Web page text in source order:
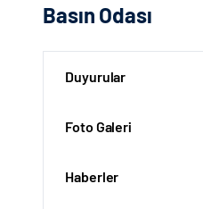
Basın Odası
Duyurular
Foto Galeri
Haberler